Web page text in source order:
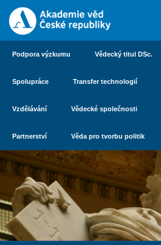
Podpora výzkumu Vědecký titul DSc.
Spolupráce Transfer technologií
Vzdělávání Vědecké společnosti
Partnerství Věda pro tvorbu politik